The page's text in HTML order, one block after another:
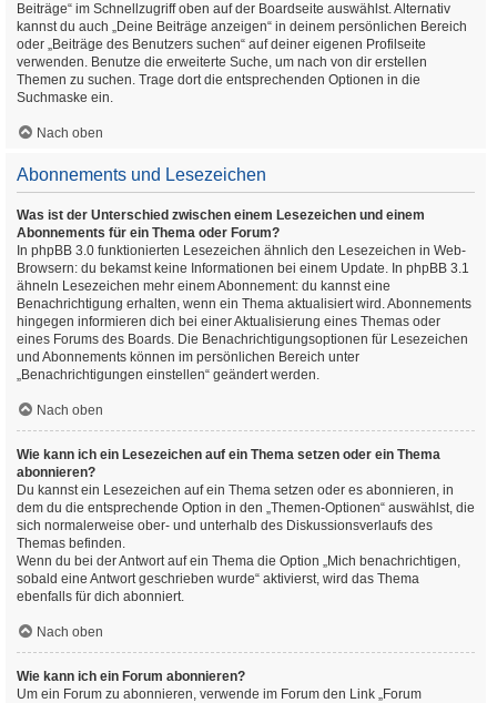
Beiträge“ im Schnellzugriff oben auf der Boardseite auswählst. Alternativ
kannst du auch „Deine Beiträge anzeigen“ in deinem persönlichen Bereich
oder „Beiträge des Benutzers suchen“ auf deiner eigenen Profilseite
verwenden. Benutze die erweiterte Suche, um nach von dir erstellen
Themen zu suchen. Trage dort die entsprechenden Optionen in die
Suchmaske ein.
Nach oben
Abonnements und Lesezeichen
Was ist der Unterschied zwischen einem Lesezeichen und einem
Abonnements für ein Thema oder Forum?
In phpBB 3.0 funktionierten Lesezeichen ähnlich den Lesezeichen in Web-
Browsern: du bekamst keine Informationen bei einem Update. In phpBB 3.1
ähneln Lesezeichen mehr einem Abonnement: du kannst eine
Benachrichtigung erhalten, wenn ein Thema aktualisiert wird. Abonnements
hingegen informieren dich bei einer Aktualisierung eines Themas oder
eines Forums des Boards. Die Benachrichtigungsoptionen für Lesezeichen
und Abonnements können im persönlichen Bereich unter
„Benachrichtigungen einstellen“ geändert werden.
Nach oben
Wie kann ich ein Lesezeichen auf ein Thema setzen oder ein Thema
abonnieren?
Du kannst ein Lesezeichen auf ein Thema setzen oder es abonnieren, in
dem du die entsprechende Option in den „Themen-Optionen“ auswählst, die
sich normalerweise ober- und unterhalb des Diskussionsverlaufs des
Themas befinden.
Wenn du bei der Antwort auf ein Thema die Option „Mich benachrichtigen,
sobald eine Antwort geschrieben wurde“ aktivierst, wird das Thema
ebenfalls für dich abonniert.
Nach oben
Wie kann ich ein Forum abonnieren?
Um ein Forum zu abonnieren, verwende im Forum den Link „Forum